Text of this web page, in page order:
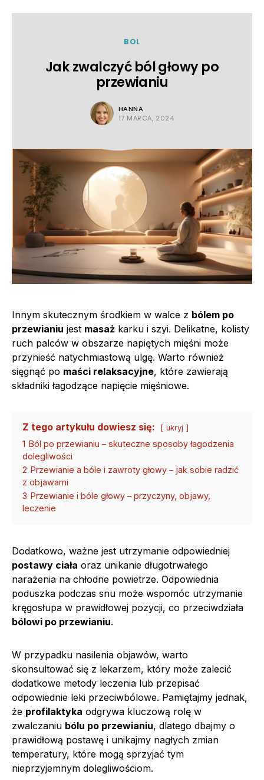
BOL
Jak zwalczyć ból głowy po
przewianiu
HANNA
17 MARCA, 2024
Innym skutecznym środkiem w walce z bólem po
przewianiu jest masaż karku i szyi. Delikatne, kolisty
ruch palców w obszarze napiętych mięśni może
przynieść natychmiastową ulgę. Warto również
sięgnąć po maści relaksacyjne, które zawierają
składniki łagodzące napięcie mięśniowe.
Z tego artykułu dowiesz się: ukryj
1 Ból po przewianiu – skuteczne sposoby łagodzenia
dolegliwości
2 Przewianie a bóle i zawroty głowy – jak sobie radzić
z objawami
3 Przewianie i bóle głowy – przyczyny, objawy,
leczenie
Dodatkowo, ważne jest utrzymanie odpowiedniej
postawy ciała oraz unikanie długotrwałego
narażenia na chłodne powietrze. Odpowiednia
poduszka podczas snu może wspomóc utrzymanie
kręgosłupa w prawidłowej pozycji, co przeciwdziała
bólowi po przewianiu.
W przypadku nasilenia objawów, warto
skonsultować się z lekarzem, który może zalecić
dodatkowe metody leczenia lub przepisać
odpowiednie leki przeciwbólowe. Pamiętajmy jednak,
że profilaktyka odgrywa kluczową rolę w
zwalczaniu bólu po przewianiu, dlatego dbajmy o
prawidłową postawę i unikajmy nagłych zmian
temperatury, które mogą sprzyjać tym
nieprzyjemnym dolegliwościom.